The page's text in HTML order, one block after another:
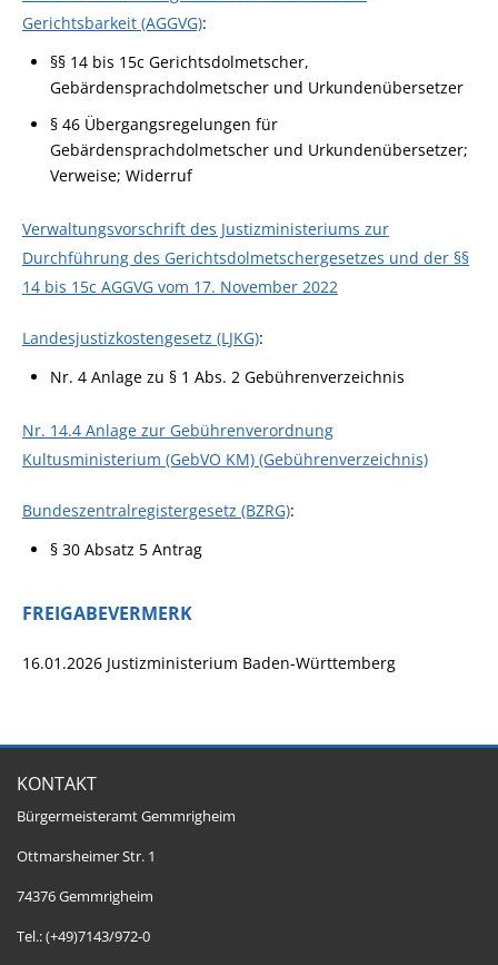
Gerichtsbarkeit (AGGVG):
§§ 14 bis 15c Gerichtsdolmetscher,
Gebärdensprachdolmetscher und Urkundenübersetzer
§ 46 Übergangsregelungen für
Gebärdensprachdolmetscher und Urkundenübersetzer;
Verweise; Widerruf
Verwaltungsvorschrift des Justizministeriums zur
Durchführung des Gerichtsdolmetschergesetzes und der §§
14 bis 15c AGGVG vom 17. November 2022
Landesjustizkostengesetz (LJKG):
Nr. 4 Anlage zu § 1 Abs. 2 Gebührenverzeichnis
Nr. 14.4 Anlage zur Gebührenverordnung
Kultusministerium (GebVO KM) (Gebührenverzeichnis)
Bundeszentralregistergesetz (BZRG):
§ 30 Absatz 5 Antrag
FREIGABEVERMERK
16.01.2026 Justizministerium Baden-Württemberg
KONTAKT
Bürgermeisteramt Gemmrigheim
Ottmarsheimer Str. 1
74376 Gemmrigheim
Tel.: (+49)7143/972-0